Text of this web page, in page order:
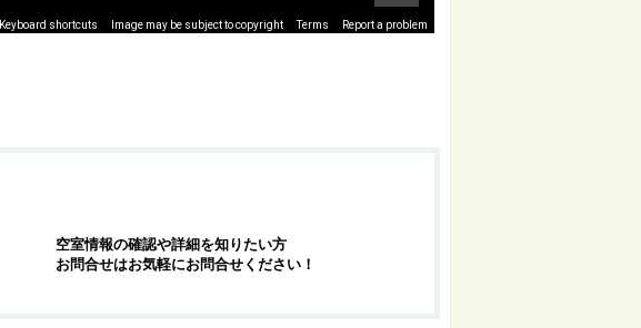
Keyboard shortcuts Image may be subject to copyright Terms Report a problem
空室情報の確認や詳細を知りたい方
お問合せはお気軽にお問合せください！